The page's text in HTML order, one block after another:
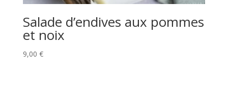
Salade d’endives aux pommes
et noix
9,00 €